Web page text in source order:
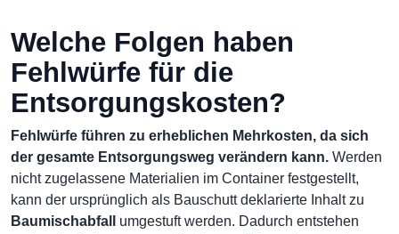
Welche Folgen haben
Fehlwürfe für die
Entsorgungskosten?
Fehlwürfe führen zu erheblichen Mehrkosten, da sich
der gesamte Entsorgungsweg verändern kann. Werden
nicht zugelassene Materialien im Container festgestellt,
kann der ursprünglich als Bauschutt deklarierte Inhalt zu
Baumischabfall
umgestuft werden. Dadurch entstehen